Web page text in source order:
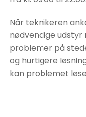
Når teknikeren
nødvendige udstyr
problemer på
og hurtigere
kan problemet